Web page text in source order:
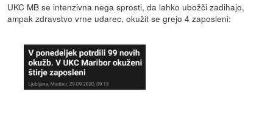
UKC MB se intenzivna nega sprosti, da lahko ubožči zadihajo,
ampak zdravstvo vrne udarec, okužit se grejo 4 zaposleni: